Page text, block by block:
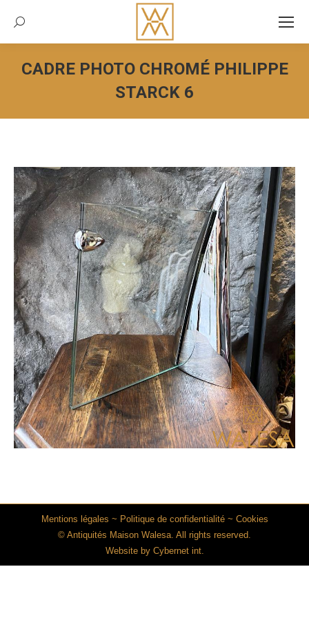
Recherche:
CADRE PHOTO CHROMÉ PHILIPPE
STARCK 6
Vous êtes ici :
Mentions légales ~ Politique de confidentialité~ Cookies
© Antiquités Maison Walesa. All rights reserved.
Website by Cybernet int.